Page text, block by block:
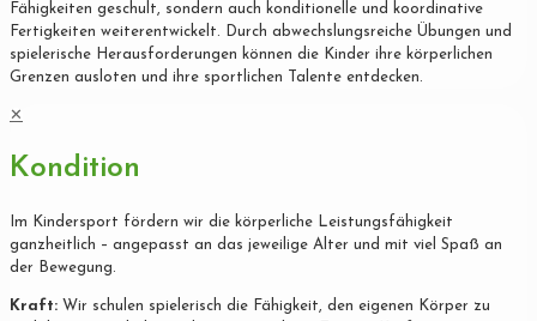
Fähigkeiten geschult, sondern auch konditionelle und koordinative
Fertigkeiten weiterentwickelt. Durch abwechslungsreiche Übungen und
spielerische Herausforderungen können die Kinder ihre körperlichen
Grenzen ausloten und ihre sportlichen Talente entdecken.
✕
Kondition
Im Kindersport fördern wir die körperliche Leistungsfähigkeit
ganzheitlich – angepasst an das jeweilige Alter und mit viel Spaß an
der Bewegung.
Kraft: Wir schulen spielerisch die Fähigkeit, den eigenen Körper zu